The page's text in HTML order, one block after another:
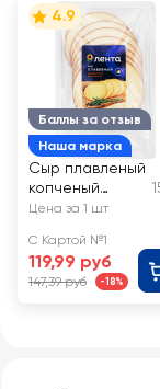
Баллы за отзыв
Наша марка
4.9
Сыр плавленый
копченый
ЛЕНТА
нарезка, без
змж
Цена за 1 шт
С Картой №1
119,99 руб
147,39 руб -18%